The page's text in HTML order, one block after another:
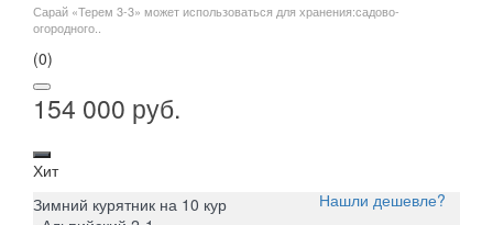
Сарай «Терем 3-3» может использоваться для хранения:садово-
огородного..
(0)
154 000 руб.
Хит
Нашли дешевле?
Зимний курятник на 10 кур